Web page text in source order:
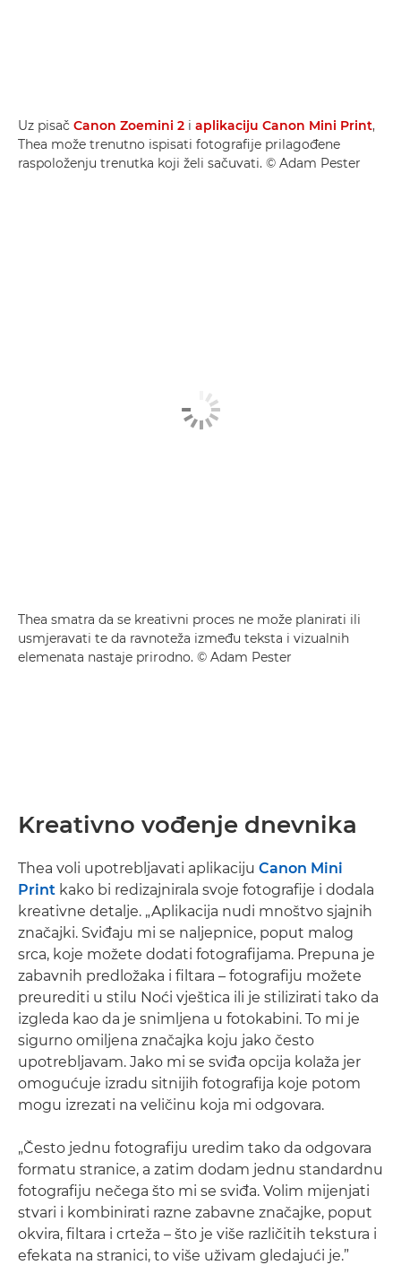
Uz pisač Canon Zoemini 2 i aplikaciju Canon Mini Print,
Thea može trenutno ispisati fotografije prilagođene
raspoloženju trenutka koji želi sačuvati. © Adam Pester
Thea smatra da se kreativni proces ne može planirati ili
usmjeravati te da ravnoteža između teksta i vizualnih
elemenata nastaje prirodno. © Adam Pester
Kreativno vođenje dnevnika
Thea voli upotrebljavati aplikaciju Canon Mini
Print kako bi redizajnirala svoje fotografije i dodala
kreativne detalje. „Aplikacija nudi mnoštvo sjajnih
značajki. Sviđaju mi se naljepnice, poput malog
srca, koje možete dodati fotografijama. Prepuna je
zabavnih predložaka i filtara – fotografiju možete
preurediti u stilu Noći vještica ili je stilizirati tako da
izgleda kao da je snimljena u fotokabini. To mi je
sigurno omiljena značajka koju jako često
upotrebljavam. Jako mi se sviđa opcija kolaža jer
omogućuje izradu sitnijih fotografija koje potom
mogu izrezati na veličinu koja mi odgovara.
„Često jednu fotografiju uredim tako da odgovara
formatu stranice, a zatim dodam jednu standardnu
fotografiju nečega što mi se sviđa. Volim mijenjati
stvari i kombinirati razne zabavne značajke, poput
okvira, filtara i crteža – što je više različitih tekstura i
efekata na stranici, to više uživam gledajući je.”